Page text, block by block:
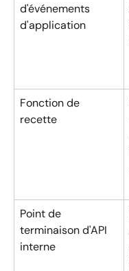
d'événements
d'application
Fonction de
recette
Point de
terminaison d'API
interne